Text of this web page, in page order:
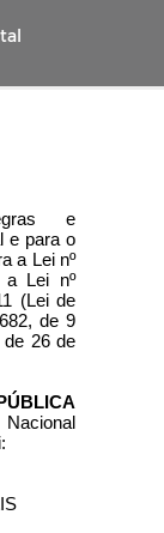
e
e para o
a Lei nº
a Lei nº
(Lei de
de 9
de 26 de